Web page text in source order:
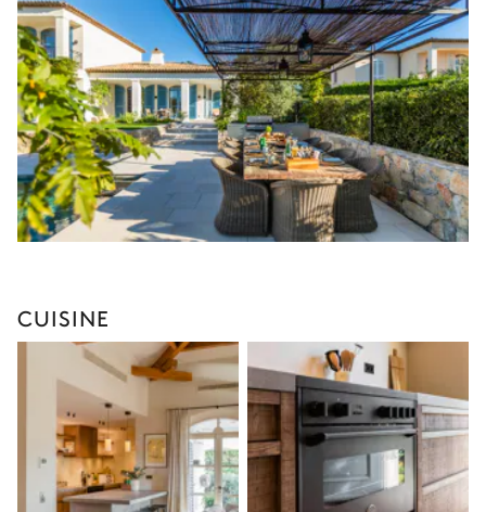
CUISINE